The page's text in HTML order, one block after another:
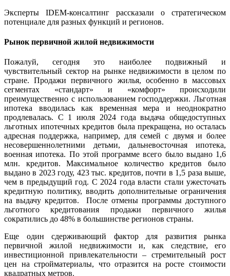
Эксперты IDEM-консалтинг рассказали о стратегическом
потенциале для разных функций и регионов.
Рынок первичной жилой недвижимости
Пожалуй, сегодня это наиболее подвижный и
чувствительный сектор на рынке недвижимости в целом по
стране. Продажи первичного жилья, особенно в массовых
сегментах «стандарт» и «комфорт» происходили
преимущественно с использованием господдержки. Льготная
ипотека вводилась как временная мера и неоднократно
продлевалась. С 1 июля 2024 года выдача общедоступных
льготных ипотечных кредитов была прекращена, но осталась
адресная поддержка, например, для семей с двумя и более
несовершеннолетними детьми, дальневосточная ипотека,
военная ипотека. По этой программе всего было выдано 1,6
млн. кредитов. Максимальное количество кредитов было
выдано в 2023 году, 423 тыс. кредитов, почти в 1,5 раза выше,
чем в предыдущий год. С 2024 года власти стали ужесточать
кредитную политику, вводить дополнительные ограничения
на выдачу кредитов. После отмены программы доступного
льготного кредитования продажи первичного жилья
сократились до 48% в большинстве регионов страны.
Еще один сдерживающий фактор для развития рынка
первичной жилой недвижимости и, как следствие, его
инвестиционной привлекательности – стремительный рост
цен на стройматериалы, что отразится на росте стоимости
квадратных метров.